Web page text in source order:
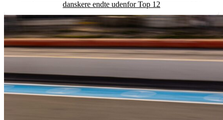
danskere endte udenfor Top 12